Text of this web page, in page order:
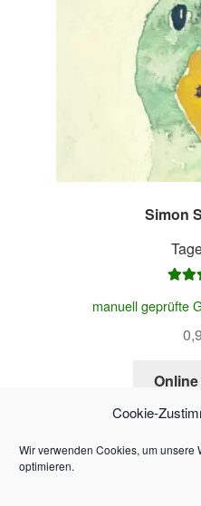
Cookie-
Wir verwenden Cookies, um unsere
optimieren.
Simon
5.00
manuell geprüfte